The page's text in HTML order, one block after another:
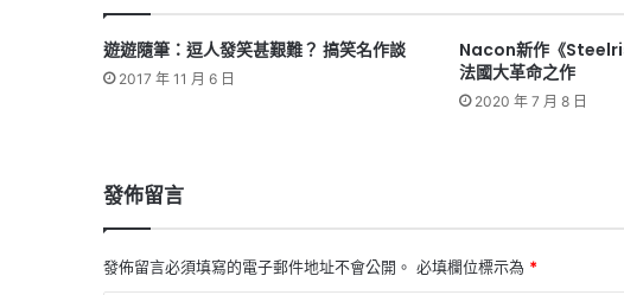
遊遊隨筆：逗人發笑甚艱難？ 搞笑名作談
2017 年 11 月 6 日
Nacon新作《
法國大革命之作
2020 年 7 月 8 日
發佈留言
發佈留言必須填寫的電子郵件地址不會公開。 必填欄位標示為 *